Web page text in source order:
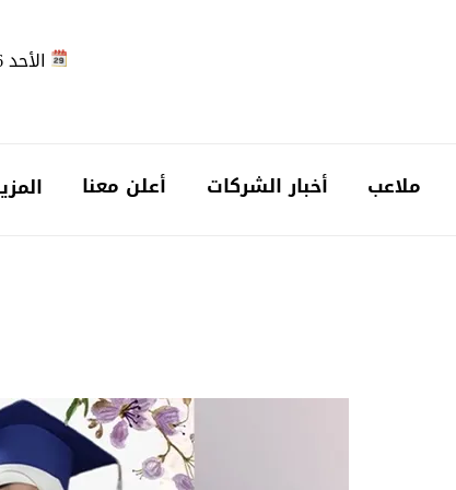
الأحد 2026-08-09
ملاعب أخبار الشركات أعلن معنا